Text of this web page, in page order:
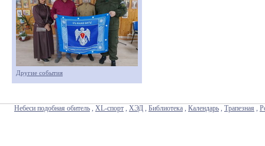
Другие события
Небеси подобная обитель , XL-спорт , ХЭД , Библиотека , Календарь , Трапезная ,